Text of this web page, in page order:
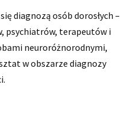
diagnozą osób dorosłych –
psychiatrów, terapeutów i
neuroróżnorodnymi,
w obszarze diagnozy